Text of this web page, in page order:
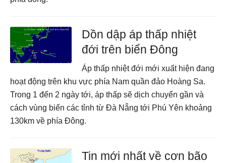
Dồn dập áp thấp nhiệt
đới trên biển Đông
Áp thấp nhiệt đới mới xuất hiện đang
hoạt động trên khu vực phía Nam quần đảo Hoàng Sa.
Trong 1 đến 2 ngày tới, áp thấp sẽ dịch chuyển gần và
cách vùng biển các tỉnh từ Đà Nẵng tới Phú Yên khoảng
130km về phía Đông.
Tin mới nhất về cơn bão